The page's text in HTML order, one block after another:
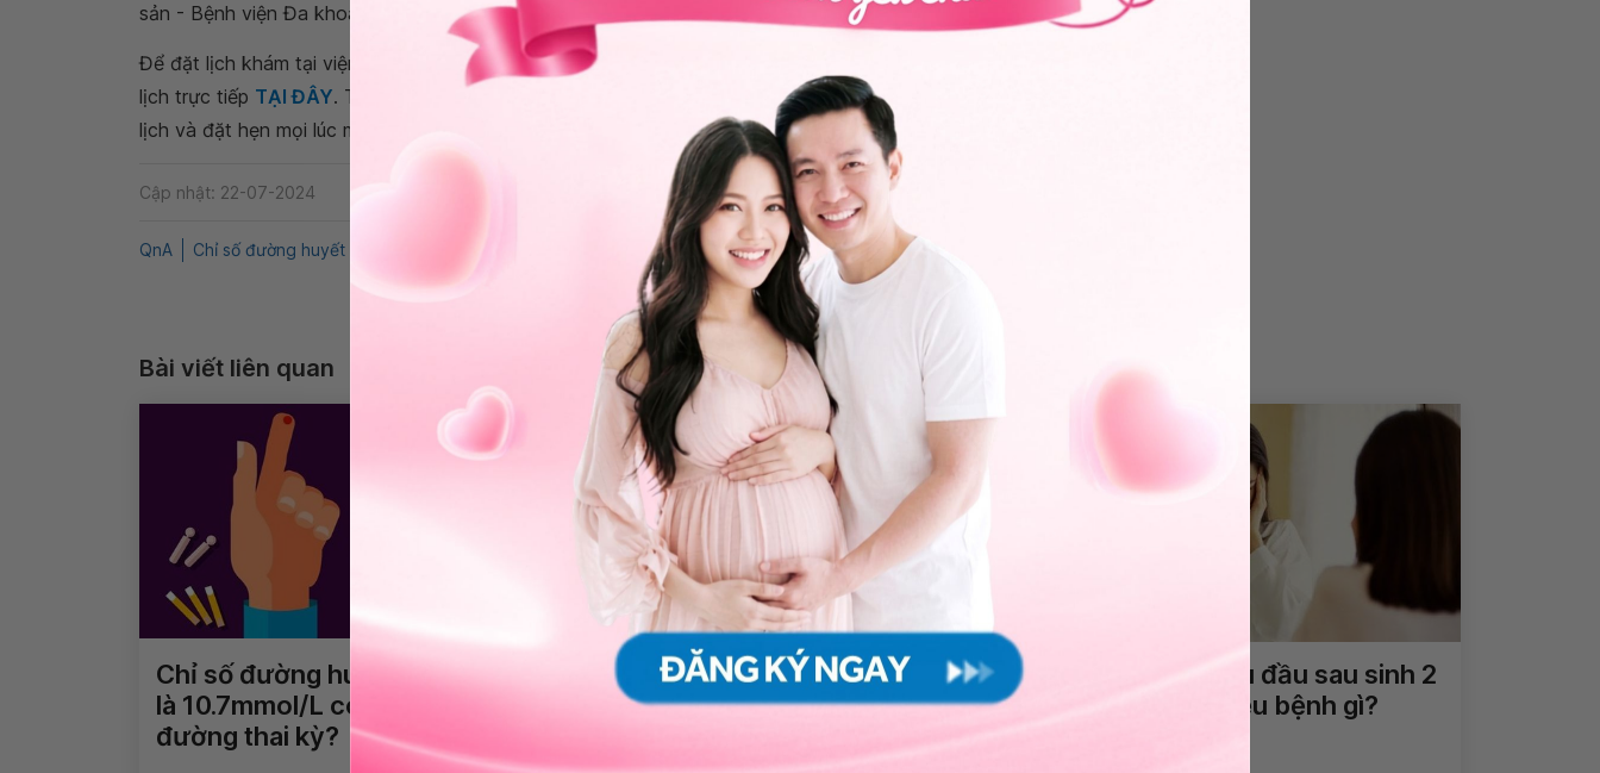
sản - Bệnh viện Đa khoa Quốc tế Vinmec Times City.
Để đặt lịch khám tại viện, Quý khách vui lòng bấm số
lịch trực tiếp TẠI ĐÂY. Tải và đặt lịch khám tự động trên ứng dụng My Vinmec để quản lý, theo dõi
lịch và đặt hẹn mọi lúc mọi nơi ngay trên ứng dụng.
Cập nhật: 22-07-2024 Chia sẻ
QnA Chỉ số đường huyết Tiểu đường thai kỳ Tiền sản giật
Bài viết liên quan
Chỉ số đường huyết sau ăn 2h
là 10.7mmol/L có phải tiểu
đường thai kỳ?
Giãn não thất ở thai nhi: Những
điều cần biết
Chóng mặt, đau đầu sau sinh 2
tháng là dấu hiệu bệnh gì?